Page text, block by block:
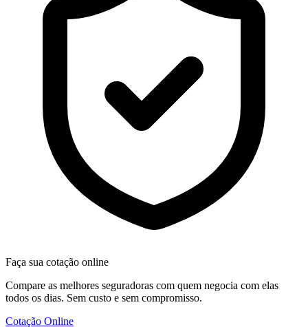
Faça sua cotação online
Compare as melhores seguradoras com quem negocia com elas
todos os dias. Sem custo e sem compromisso.
Cotação Online